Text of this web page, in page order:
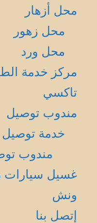
محل أزهار
محل زهور
محل ورد
مركز خدمة
تاكسي
مندوب توصيل
خدمة توصيل
مندوب
غسيل سيارات
ونش
إتصل بنا